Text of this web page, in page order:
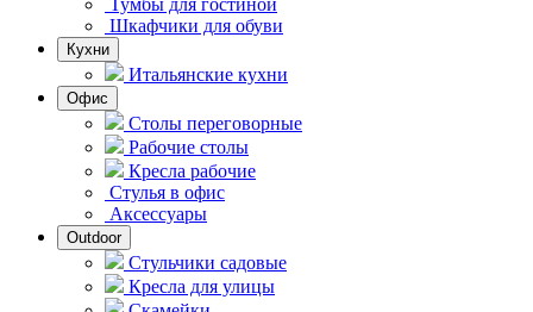
Тумбы для гостиной
Шкафчики для обуви
Кухни
Итальянские кухни
Офис
Столы переговорные
Рабочие столы
Кресла рабочие
Стулья в офис
Аксессуары
Outdoor
Стульчики садовые
Кресла для улицы